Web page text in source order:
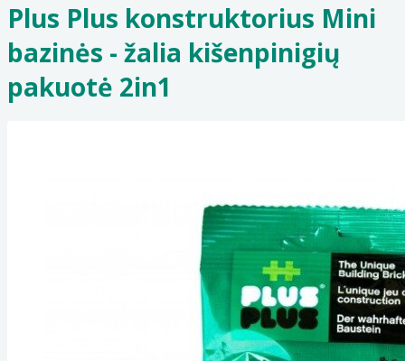
Plus Plus konstruktorius Mini
bazinės - žalia kišenpinigių
pakuotė 2in1